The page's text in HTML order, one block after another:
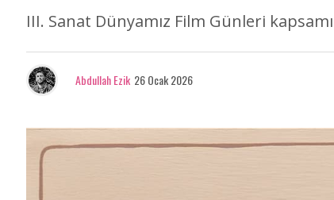
III. Sanat Dünyamız Film Günleri
Abdullah Ezik 26 Ocak 2026